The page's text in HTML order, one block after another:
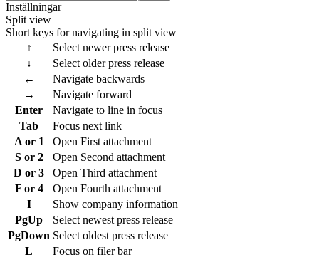
Inställningar
Split view
Short keys for navigating in split view
↑
Select newer press release
↓
Select older press release
←
Navigate backwards
→
Navigate forward
Enter
Navigate to line in focus
Tab
Focus next link
A or 1
Open First attachment
S or 2
Open Second attachment
D or 3
Open Third attachment
F or 4
Open Fourth attachment
I
Show company information
PgUp
Select newest press release
PgDown Select oldest press release
L
Focus on filer bar